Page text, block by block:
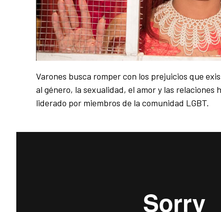
Varones busca romper con los prejuicios que
al género, la sexualidad, el amor y las
liderado por miembros de la comunidad LGBT.